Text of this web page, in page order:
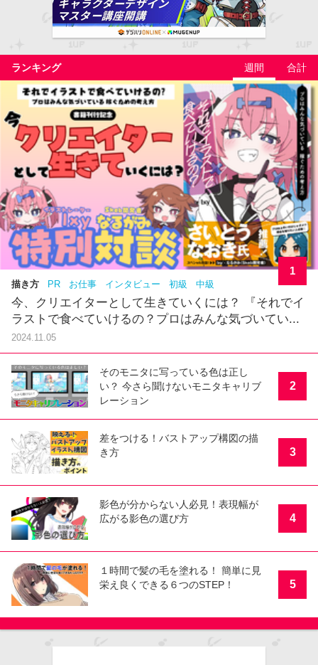
ランキング 週間 合計
描き方 PR お仕事 インタビュー 初級 中級
今、クリエイターとして生きていくには？ 『それでイ
ラストで食べていけるの？プロはみんな気づいてい...
2024.11.05
1
そのモニタに写っている色は正し
い？ 今さら聞けないモニタキャリブ
レーション
2
差をつける！バストアップ構図の描
き方
3
影色が分からない人必見！表現幅が
広がる影色の選び方
4
１時間で髪の毛を塗れる！ 簡単に見
栄え良くできる６つのSTEP！
5